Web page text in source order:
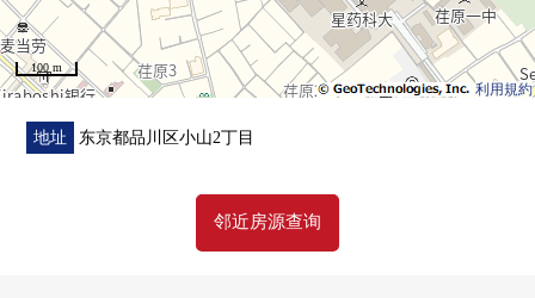
利用規約
100 m
地址 东京都品川区小山2丁目
邻近房源查询